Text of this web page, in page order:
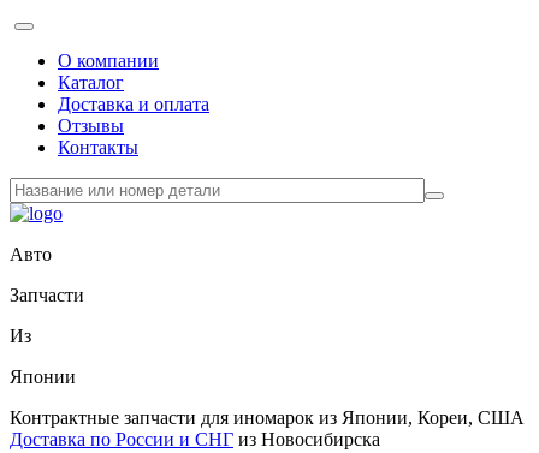
О компании
Каталог
Доставка и оплата
Отзывы
Контакты
Авто
Запчасти
Из
Японии
Контрактные запчасти для иномарок из Японии, Кореи, США
Доставка по России и СНГ из Новосибирска